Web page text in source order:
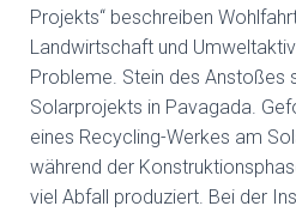
Projekts“ beschreiben
Landwirtschaft und
Probleme. Stein des Anstoßes
Solarprojekts in Pavagada.
eines Recycling-Werkes am
während der
viel Abfall produziert. Bei der